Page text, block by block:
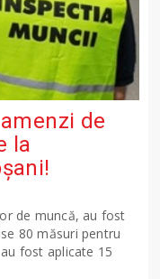
de
la
de muncă, au fost
80 măsuri pentru
fost aplicate 15